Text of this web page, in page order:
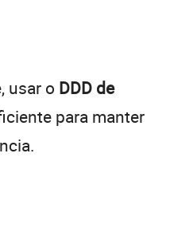
usar o DDD de
para manter